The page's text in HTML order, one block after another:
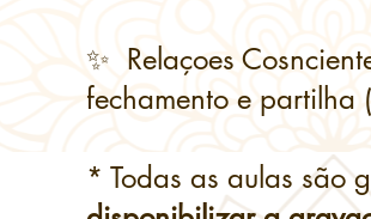
✨️ Relaçoes
fechamento e partilha
* Todas as aulas são